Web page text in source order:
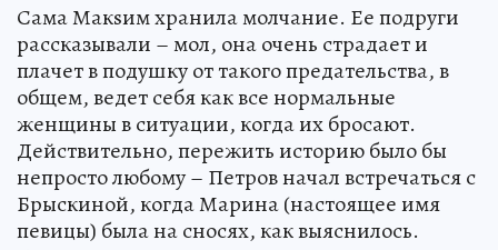
Сама Макsим хранила молчание. Ее подруги
рассказывали – мол, она очень страдает и
плачет в подушку от такого предательства, в
общем, ведет себя как все нормальные
женщины в ситуации, когда их бросают.
Действительно, пережить историю было бы
непросто любому – Петров начал встречаться с
Брыскиной, когда Марина (настоящее имя
певицы) была на сносях, как выяснилось.